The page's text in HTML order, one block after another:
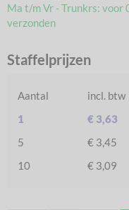
Ma t/m Vr - Trunkrs: voor
verzonden
Staffelprijzen
Aantal incl. btw
1
€ 3,63
5
€ 3,45
10
€ 3,09